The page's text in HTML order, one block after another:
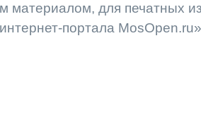
материалом, для печатных
портала